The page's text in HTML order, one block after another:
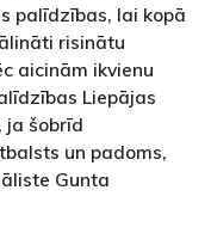
palīdzības, lai kopā
risinātu
aicinām ikvienu
Liepājas
ja šobrīd
un padoms,
Gunta